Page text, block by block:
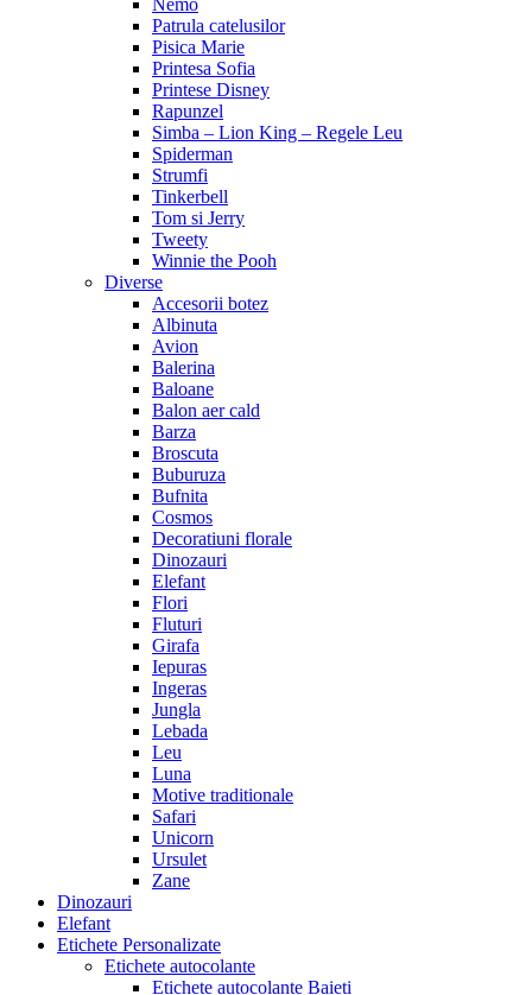
Nemo
Patrula catelusilor
Pisica Marie
Printesa Sofia
Printese Disney
Rapunzel
Simba – Lion King – Regele Leu
Spiderman
Strumfi
Tinkerbell
Tom si Jerry
Tweety
Winnie the Pooh
Diverse
Accesorii botez
Albinuta
Avion
Balerina
Baloane
Balon aer cald
Barza
Broscuta
Buburuza
Bufnita
Cosmos
Decoratiuni florale
Dinozauri
Elefant
Flori
Fluturi
Girafa
Iepuras
Ingeras
Jungla
Lebada
Leu
Luna
Motive traditionale
Safari
Unicorn
Ursulet
Zane
Dinozauri
Elefant
Etichete Personalizate
Etichete autocolante
Etichete autocolante Baieti